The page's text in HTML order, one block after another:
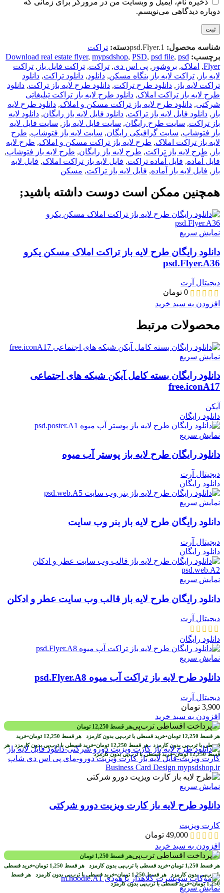
ذخیره نام، ایمیل و وبسایت من در مرورگر برای زمانی که
دوباره دیدگاهی می‌نویسم.
شناسه محصول: psd.Flyer.1دسته: تراکت
برچسب:
Download real estate flyer, mypsdshop, PSD, psd file, psd
Flyer
, املاک, بروشور , پی اس دی, تراکت, تراکت فایل باز , تراکت
لایه باز , تراکت لایه باز بنگاه مسکن, دانلود, دانلود تراکت, دانلود
تراکت لایه باز , دانلود طرح تراکت, دانلود طرح لايه باز تراکت, دانلود
طرح لايه باز تراکت املاک, دانلود طرح لايه باز تراکت تبلیغاتی
شرکتی, دانلود طرح لايه باز تراکت مسکن و املاک, دانلود طرح لایه
باز , دانلود فایل لایه باز تراکت, دانلود فایل لایه باز رایگان, دانلود لايه
باز تراکت, سایت طرح رایگان, سایت فایل لایه باز , سایت فایل لایه
باز فتوشاپ, سایت گرافیکی رایگان, سایت لایه باز فتوشاپ, طرح
لايه باز تراکت املاک, طرح لايه باز تراکت مسکن و املاک, طرح لایه
باز , طرح لایه باز تراکت, طرح لایه باز رایگان, طرح لایه باز فتوشاپ,
فایل آماده, فایل آماده تراکت, فایل لايه باز تراکت املاک, فایل لایه
باز , فایل لایه باز آماده, فایل لایه باز تراکت, مسکن
همچنین ممکن است دوست داشته باشید;
نمایش سریع
دانلود رایگان طرح لایه باز تراکت املاک مسکن یکرو
psd.Flyer.A36
دیجیتال آرت
0 تومان
افزودن به سبد خرید
محصولات مرتبط
نمایش سریع
دانلود رایگان بسته کامل آیکن شبکه های اجتماعی
free.iconA17
آیکن
دانلود رایگان
نمایش سریع
دانلود رایگان طرح لايه باز پوستر آب میوه
دیجیتال آرت
دانلود رایگان
نمایش سریع
دانلود رایگان طرح لایه باز بنر وب سایت
دیجیتال آرت
دانلود رایگان
نمایش سریع
دانلود رایگان طرح لایه باز قالب وب سایت عطر و ادکلن
دیجیتال آرت
دانلود رایگان
نمایش سریع
دانلود طرح لايه باز تراکت آب میوه psd.Flyer.A8
دیجیتال آرت
3,900 تومان
افزودن به سبد خرید
هر قسط 12,250 تومان
هر قسط 12,250 تومان•خرید قسطی با ترب‌پی بدون کارمزد هر قسط 12,250 تومان•خرید
قسطی با ترب‌پی بدون کارمزدهر قسط 12,250 تومان•خرید قسطی با ترب‌پی بدون کارمزد هر
قسط12,250 تومان•خرید قسطی با ترب‌پی بدون کارمزد
نمایش سریع
دانلود طرح لايه باز کارت ويزيت دورو شرکتی
کارت ویزیت
49,000 تومان
افزودن به سبد خرید
هر قسط 1,250 تومان
هر قسط 1,250 تومان•خرید قسطی با ترب‌پی بدون کارمزد هر قسط 1,250 تومان•خرید قسطی
با ترب‌پی بدون کارمزد هر قسط1,250 تومان•خرید قسطی با ترب‌پی بدون کارمزد هر قسط
1,250 تومان•خرید قسطی با ترب‌پی بدون کارمزدنمایش سریع